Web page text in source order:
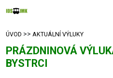
ÚVOD >> AKTUÁLNÍ VÝLUKY
PRÁZDNINOVÁ
BYSTRCI